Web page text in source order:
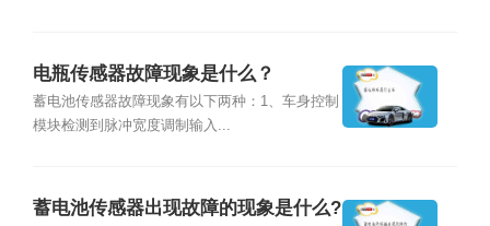
电瓶传感器故障现象是什么？
蓄电池传感器故障现象有以下两种：1、车身控制
模块检测到脉冲宽度调制输入...
蓄电池传感器出现故障的现象是什么?